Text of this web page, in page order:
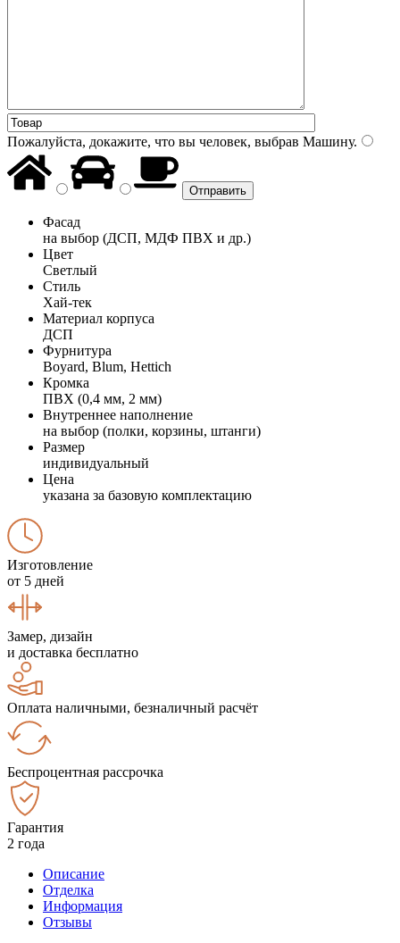
Пожалуйста, докажите, что вы человек, выбрав Машину.
Фасад
на выбор (ДСП, МДФ ПВХ и др.)
Цвет
Светлый
Стиль
Хай-тек
Материал корпуса
ДСП
Фурнитура
Boyard, Blum, Hettich
Кромка
ПВХ (0,4 мм, 2 мм)
Внутреннее наполнение
на выбор (полки, корзины, штанги)
Размер
индивидуальный
Цена
указана за базовую комплектацию
Изготовление
от 5 дней
Замер, дизайн
и доставка бесплатно
Оплата наличными, безналичный расчёт
Беспроцентная рассрочка
Гарантия
2 года
Описание
Отделка
Информация
Отзывы